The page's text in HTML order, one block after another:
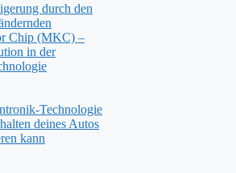
durch den
Chip (MKC) –
in der
Technologie
deines Autos
kann